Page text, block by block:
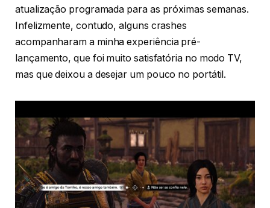
atualização programada para as próximas semanas.
Infelizmente, contudo, alguns crashes
acompanharam a minha experiência pré-
lançamento, que foi muito satisfatória no modo TV,
mas que deixou a desejar um pouco no portátil.